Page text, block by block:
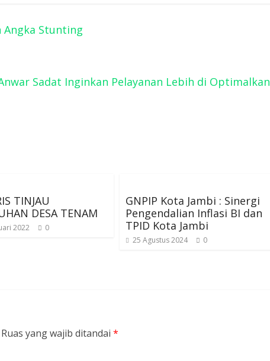
Angka Stunting
Sadat Inginkan Pelayanan Lebih di Optimalkan
TINJAU
DESA TENAM
2022 0
GNPIP Kota Jambi : Sinergi
Pengendalian Inflasi BI dan
TPID Kota Jambi
25 Agustus 2024 0
Ruas yang wajib ditandai *